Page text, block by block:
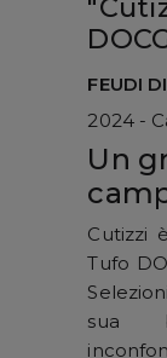
FEUDI
2024 -
Un
Cutizzi
Tufo
sua